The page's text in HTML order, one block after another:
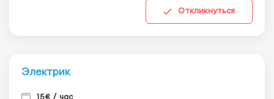
Откликнуться
Электрик
15€ / час